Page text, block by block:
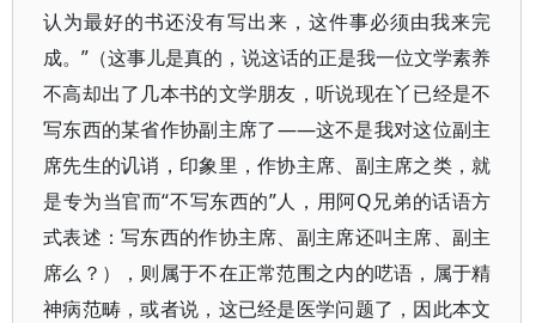
认为最好的书还没有写出来，这件事必须由我来完
成。”（这事儿是真的，说这话的正是我一位文学素养
不高却出了几本书的文学朋友，听说现在丫已经是不
写东西的某省作协副主席了——这不是我对这位副主
席先生的讥诮，印象里，作协主席、副主席之类，就
是专为当官而“不写东西的”人，用阿Q兄弟的话语方
式表述：写东西的作协主席、副主席还叫主席、副主
席么？），则属于不在正常范围之内的呓语，属于精
神病范畴，或者说，这已经是医学问题了，因此本文